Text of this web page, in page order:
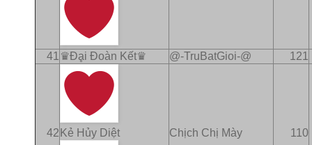
41 ♛Ðḁi Ðoàn Kết♛ @-TruBatGioi-@ 121
42 Kẻ Hủy Diệt Chịch Chị Mày 110